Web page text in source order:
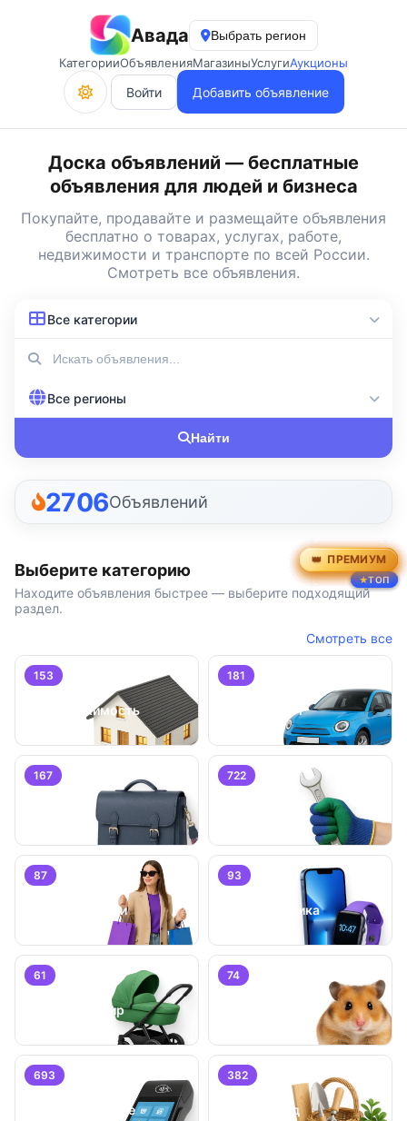
Авада
Выбрать регион
КатегорииОбъявленияМагазиныУслугиАукционы
Войти Добавить объявление
Доска объявлений — бесплатные
объявления для людей и бизнеса
Покупайте, продавайте и размещайте объявления
бесплатно о товарах, услугах, работе,
недвижимости и транспорте по всей России.
Смотреть все объявления.
Все категории
Все регионы
Найти
2706Объявлений
Выберите категорию
Находите объявления быстрее — выберите подходящий
раздел.
Смотреть все
153
Недвижимость
181
Транспорт
167 722
87
Личные вещи
93
Электроника
61
Детский мир
74
693
Оборудование
382
Дом и сад
ПРЕМИУМ
ТОП
ПРЕМИУМ
ТОП
ПРЕМИУМ
ТОП
ПРЕМИУМ
ПРЕМИУМ
ПРЕМИУМ